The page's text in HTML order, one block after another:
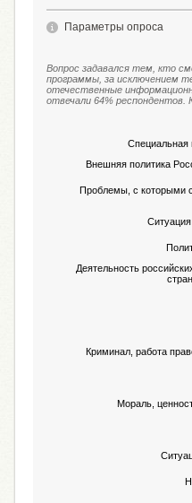
Параметры опроса
Вопрос задавался тем, кто
программы, за исключением
отечественные
отвечали 64% респондентов.
Специальная
Внешняя политика
Проблемы, с которыми
Деятельность
Криминал, работа
Мораль,